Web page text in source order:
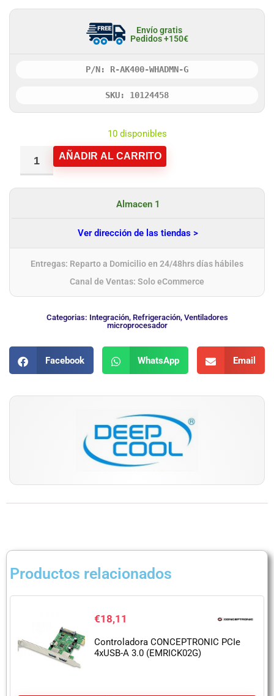
Envío gratis
Pedidos +150€
P/N: R-AK400-WHADMN-G
SKU: 10124458
10 disponibles
AÑADIR AL CARRITO
Almacen 1
Ver dirección de las tiendas >
Entregas: Reparto a Domicilio en 24/48hrs días hábiles
Canal de Ventas: Solo eCommerce
Categorias: Integración, Refrigeración, Ventiladores
microprocesador
Facebook WhatsApp Email
Productos relacionados
€18,11
Controladora CONCEPTRONIC PCIe
4xUSB-A 3.0 (EMRICK02G)